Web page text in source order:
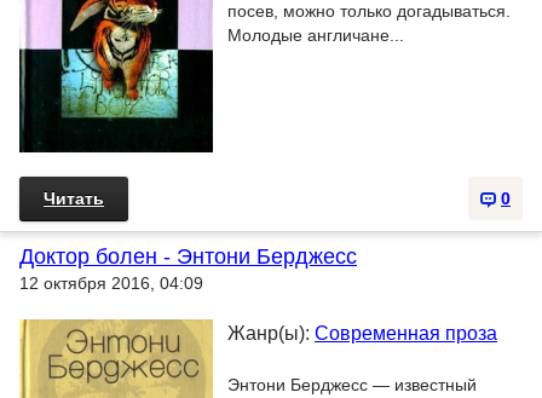
посев, можно только догадываться.
Молодые англичане...
0
Читать
Доктор болен - Энтони Берджесс
12 октября 2016, 04:09
Жанр(ы): Современная проза
Энтони Берджесс — известный